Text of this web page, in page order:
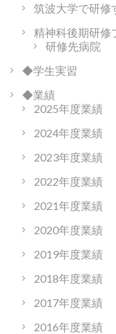
筑波大学で研修
精神科後期研修
研修先病院
◆学生実習
◆業績
2025年度業績
2024年度業績
2023年度業績
2022年度業績
2021年度業績
2020年度業績
2019年度業績
2018年度業績
2017年度業績
2016年度業績